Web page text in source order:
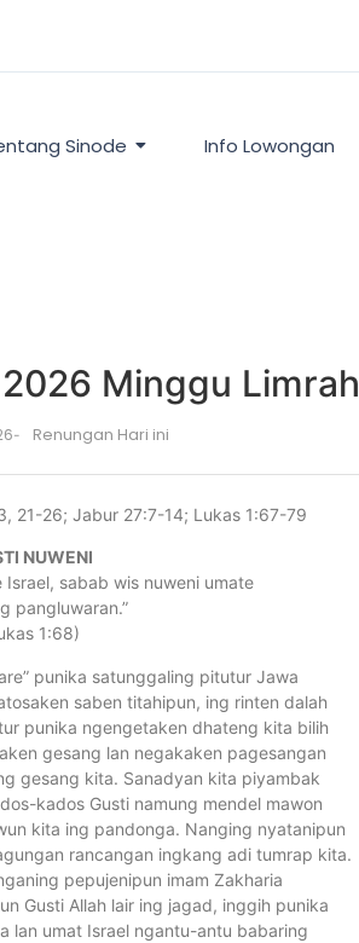
Sinode Info Lowongan
Minggu Limrah
- Renungan Hari ini
21-26; Jabur 27:7-14; Lukas 1:67-79
NUWENI
Israel, sabab wis nuweni umate
pangluwaran.”
1:68)
punika satunggaling pitutur Jawa
saben titahipun, ing rinten dalah
punika ngengetaken dhateng kita bilih
gesang lan negakaken pagesangan
gesang kita. Sanadyan kita piyambak
kados Gusti namung mendel mawon
kita ing pandonga. Nanging nyatanipun
rancangan ingkang adi tumrap kita.
pepujenipun imam Zakharia
Gusti Allah lair ing jagad, inggih punika
lan umat Israel ngantu-antu babaring